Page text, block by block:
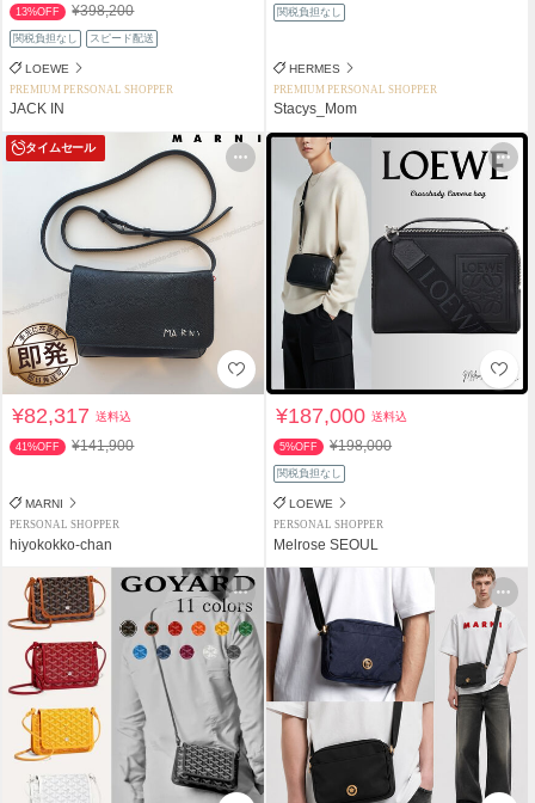
13%OFF ¥398,200
関税負担なし スピード配送
LOEWE
PREMIUM PERSONAL SHOPPER
JACK IN
関税負担なし
HERMES
PREMIUM PERSONAL SHOPPER
Stacys_Mom
タイムセール
¥82,317送料込
41%OFF ¥141,900
MARNI
PERSONAL SHOPPER
hiyokokko-chan
¥187,000送料込
5%OFF ¥198,000
関税負担なし
LOEWE
PERSONAL SHOPPER
Melrose SEOUL